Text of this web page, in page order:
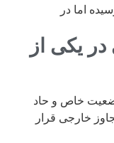
اما در
یکی از
وضعیت خاص و حاد
خارجی قرار